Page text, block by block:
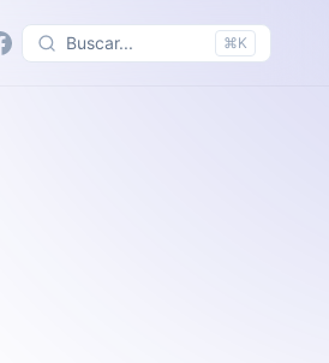
Buscar... ⌘K